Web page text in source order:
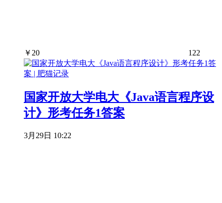
￥ 20 122
国家开放大学电大《Java语言程序设
计》形考任务1答案
3月29日 10:22